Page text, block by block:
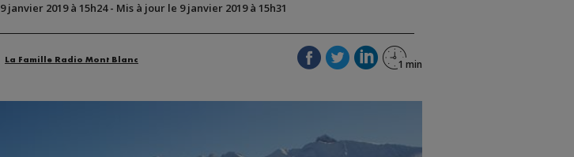
9 janvier 2019 à 15h24- Mis à jour le 9 janvier 2019 à 15h31
La Famille Radio Mont Blanc